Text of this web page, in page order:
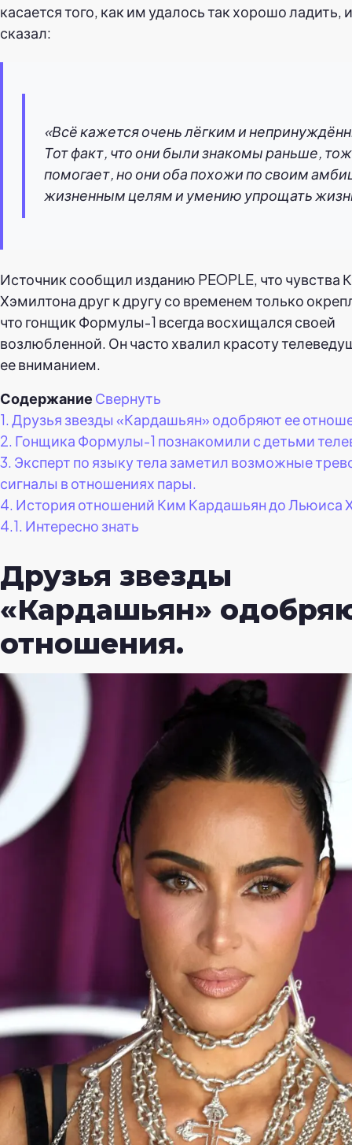
касается того, как им удалось так хорошо ладить,
сказал:
«Всё кажется очень лёгким и
Тот факт, что они были знакомы раньше,
помогает, но они оба похожи по своим
жизненным целям и умению упрощать
Источник сообщил изданию PEOPLE, что чувства
Хэмилтона друг к другу со временем только
что гонщик Формулы-1 всегда восхищался своей
возлюбленной. Он часто хвалил красоту
ее вниманием.
Содержание Свернуть
1. Друзья звезды «Кардашьян» одобряют ее
2. Гонщика Формулы-1 познакомили с детьми
3. Эксперт по языку тела заметил возможные
сигналы в отношениях пары.
4. История отношений Ким Кардашьян до Льюиса
4.1. Интересно знать
Друзья звезды
«Кардашьян»
отношения.